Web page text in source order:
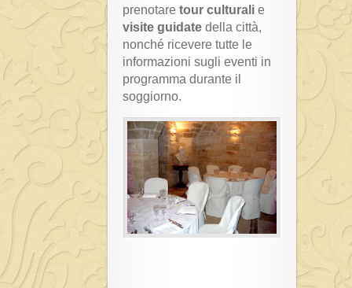
prenotaretour culturali e
visite guidate della città,
nonché ricevere tutte le
informazioni sugli eventi in
programma durante il
soggiorno.